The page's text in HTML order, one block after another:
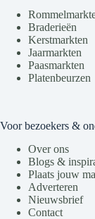
Braderieën
Kerstmarkten
Jaarmarkten
Paasmarkten
Platenbeurzen
Voor bezoekers &
Over ons
Blogs &
Plaats jouw
Adverteren
Nieuwsbrief
Contact